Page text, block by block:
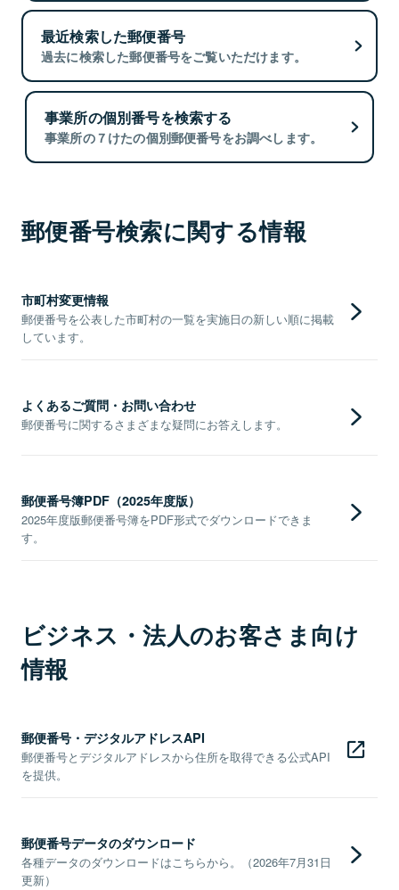
最近検索した郵便番号
過去に検索した郵便番号をご覧いただけます。
事業所の個別番号を検索する
事業所の７けたの個別郵便番号をお調べします。
郵便番号検索に関する情報
市町村変更情報
郵便番号を公表した市町村の一覧を実施日の新しい順に掲載
しています。
よくあるご質問・お問い合わせ
郵便番号に関するさまざまな疑問にお答えします。
郵便番号簿PDF（2025年度版）
2025年度版郵便番号簿をPDF形式でダウンロードできま
す。
ビジネス・法人のお客さま向け
情報
郵便番号・デジタルアドレスAPI
郵便番号とデジタルアドレスから住所を取得できる公式API
を提供。
郵便番号データのダウンロード
各種データのダウンロードはこちらから。（2026年7月31日
更新）